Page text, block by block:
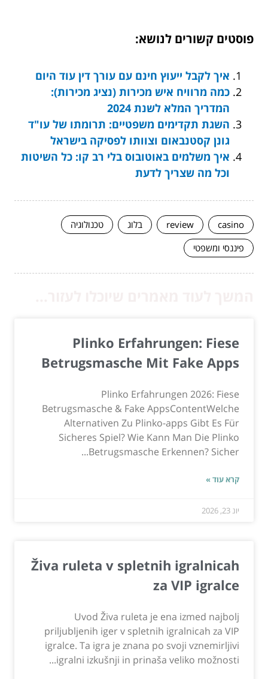
פוסטים קשורים לנושא:
איך לקבל ייעוץ חינם עם עורך דין עוד היום
כמה מרוויח איש מכירות (נציג מכירות):
המדריך המלא לשנת 2024
השגת תקדימים משפטיים: תרומתו של עו"ד
גונן קסטנבאום וצוותו לפסיקה בישראל
איך משלמים באוטובוס בלי רב קו: כל השיטות
וכל מה שצריך לדעת
casino
review בלוג
טכנולוגיה
פיננסי ומשפטי
Plinko Erfahrungen: Fiese
Betrugsmasche Mit Fake Apps
Plinko Erfahrungen 2026: Fiese
Betrugsmasche & Fake AppsContentWelche
Alternativen Zu Plinko-apps Gibt Es Für
Sicheres Spiel? Wie Kann Man Die Plinko
Betrugsmasche Erkennen? Sicher...
קרא עוד »
יונ 23, 2026
Živa ruleta v spletnih igralnicah
za VIP igralce
Uvod Živa ruleta je ena izmed najbolj
priljubljenih iger v spletnih igralnicah za VIP
igralce. Ta igra je znana po svoji vznemirljivi
igralni izkušnji in prinaša veliko možnosti...